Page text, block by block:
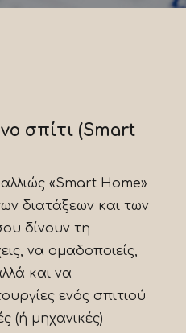
σπίτι (Smart
«Smart Home»
διατάξεων και των
δίνουν τη
να ομαδοποιείς,
και να
ενός σπιτιού
(ή μηχανικές)